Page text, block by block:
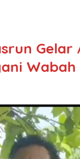
Gelar
Wabah